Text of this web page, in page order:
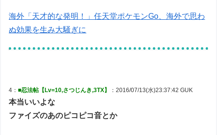
海外「天才的な発明！」任天堂ポケモンGo、海外で思わ
ぬ効果を生み大騒ぎに
4：■忍法帖【Lv=10,さつじんき,3TX】 ：2016/07/13(水)23:37:42 GUK
本当いいよな
ファイズのあのピコピコ音とか